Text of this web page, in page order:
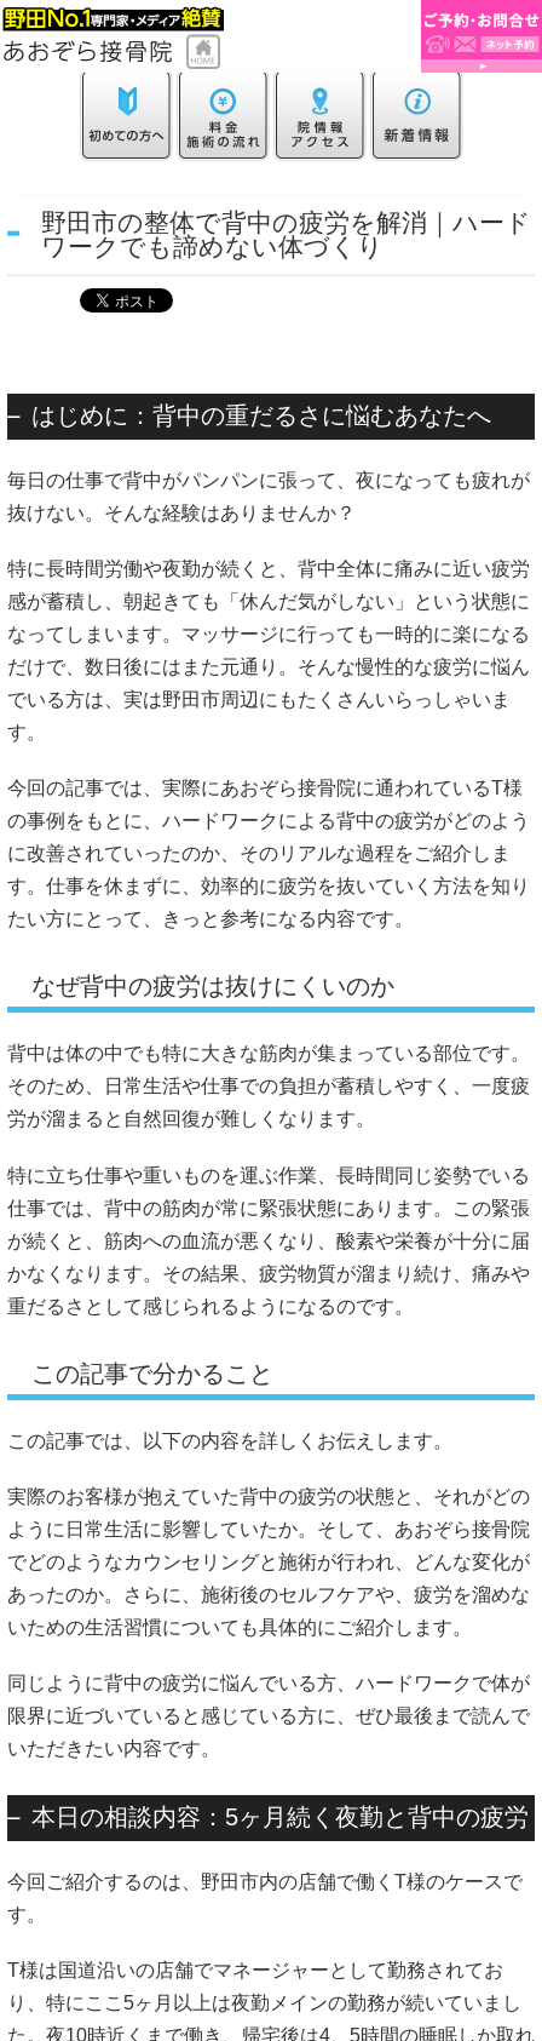
野田市の整体で背中の疲労を解消｜ハード
ワークでも諦めない体づくり
はじめに：背中の重だるさに悩むあなたへ
毎日の仕事で背中がパンパンに張って、夜になっても疲れが
抜けない。そんな経験はありませんか？
特に長時間労働や夜勤が続くと、背中全体に痛みに近い疲労
感が蓄積し、朝起きても「休んだ気がしない」という状態に
なってしまいます。マッサージに行っても一時的に楽になる
だけで、数日後にはまた元通り。そんな慢性的な疲労に悩ん
でいる方は、実は野田市周辺にもたくさんいらっしゃいま
す。
今回の記事では、実際にあおぞら接骨院に通われているT様
の事例をもとに、ハードワークによる背中の疲労がどのよう
に改善されていったのか、そのリアルな過程をご紹介しま
す。仕事を休まずに、効率的に疲労を抜いていく方法を知り
たい方にとって、きっと参考になる内容です。
なぜ背中の疲労は抜けにくいのか
背中は体の中でも特に大きな筋肉が集まっている部位です。
そのため、日常生活や仕事での負担が蓄積しやすく、一度疲
労が溜まると自然回復が難しくなります。
特に立ち仕事や重いものを運ぶ作業、長時間同じ姿勢でいる
仕事では、背中の筋肉が常に緊張状態にあります。この緊張
が続くと、筋肉への血流が悪くなり、酸素や栄養が十分に届
かなくなります。その結果、疲労物質が溜まり続け、痛みや
重だるさとして感じられるようになるのです。
この記事で分かること
この記事では、以下の内容を詳しくお伝えします。
実際のお客様が抱えていた背中の疲労の状態と、それがどの
ように日常生活に影響していたか。そして、あおぞら接骨院
でどのようなカウンセリングと施術が行われ、どんな変化が
あったのか。さらに、施術後のセルフケアや、疲労を溜めな
いための生活習慣についても具体的にご紹介します。
同じように背中の疲労に悩んでいる方、ハードワークで体が
限界に近づいていると感じている方に、ぜひ最後まで読んで
いただきたい内容です。
本日の相談内容：5ヶ月続く夜勤と背中の疲労
今回ご紹介するのは、野田市内の店舗で働くT様のケースで
す。
T様は国道沿いの店舗でマネージャーとして勤務されてお
り、特にここ5ヶ月以上は夜勤メインの勤務が続いていまし
た。夜10時近くまで働き、帰宅後は4、5時間の睡眠しか取れ